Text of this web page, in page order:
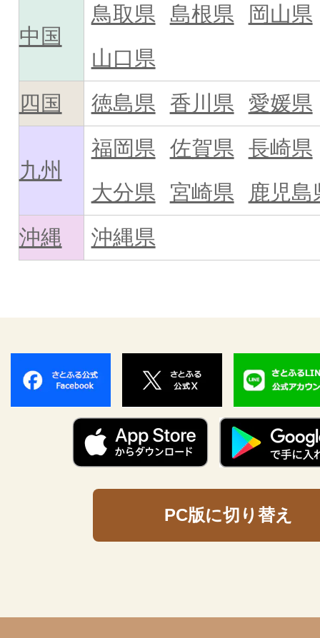
中国
鳥取県 島根県
岡山県
山口県
四国
徳島県 香川県 愛媛県
九州
福岡県 佐賀県
長崎県
大分県
宮崎県
鹿児島
沖縄
沖縄県
PC版に切り替え